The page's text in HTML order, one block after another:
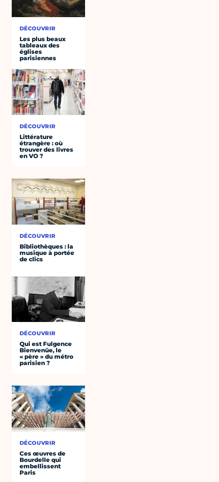
DÉCOUVRIR
Les plus beaux
tableaux des
églises
parisiennes
DÉCOUVRIR
Littérature
étrangère : où
trouver des livres
en VO ?
DÉCOUVRIR
Bibliothèques : la
musique à portée
de clics
DÉCOUVRIR
Qui est Fulgence
Bienvenüe, le
« père » du métro
parisien ?
DÉCOUVRIR
Ces œuvres de
Bourdelle qui
embellissent
Paris